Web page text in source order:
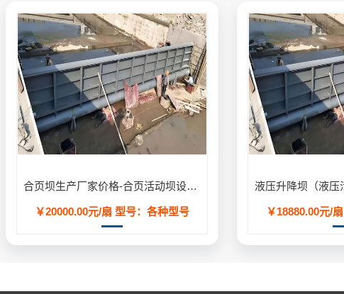
合页坝生产厂家价格-合页活动坝设计安装方案定制
￥20000.00元/扇型号：各种型号 ￥18880.00元/扇